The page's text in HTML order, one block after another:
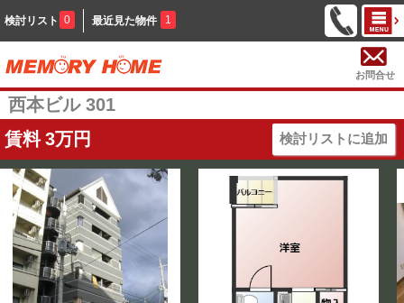
検討リスト 0 最近見た物件 1
お問合せ
西本ビル 301
賃料 3万円 検討リストに追加